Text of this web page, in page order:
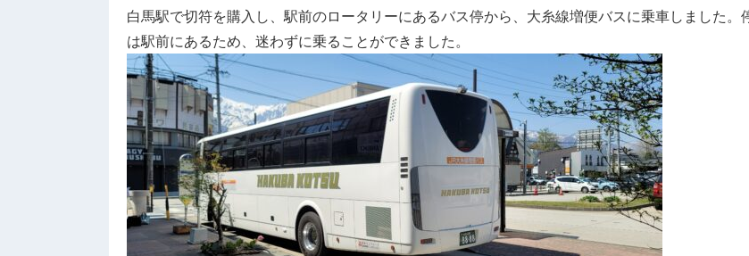
白馬駅で切符を購入し、駅前のロータリーにあるバス停から、大糸線増便バスに乗車しました。
は駅前にあるため、迷わずに乗ることができました。